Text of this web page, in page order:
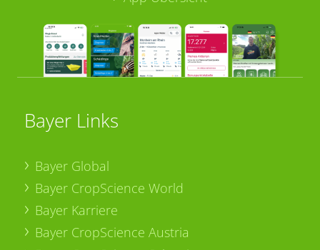
Bayer Links
Bayer Global
Bayer CropScience World
Bayer Karriere
Bayer CropScience Austria